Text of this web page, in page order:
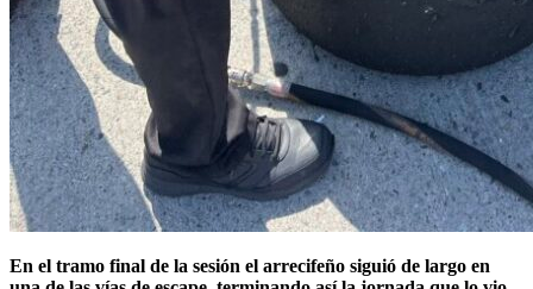
En el tramo final de la sesión el arrecifeño siguió de largo en